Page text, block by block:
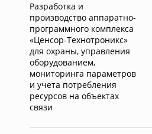
Разработка и
производство аппаратно-
программного комплекса
«Ценсор-Технотроникс»
для охраны, управления
оборудованием,
мониторинга параметров
и учета потребления
ресурсов на объектах
связи